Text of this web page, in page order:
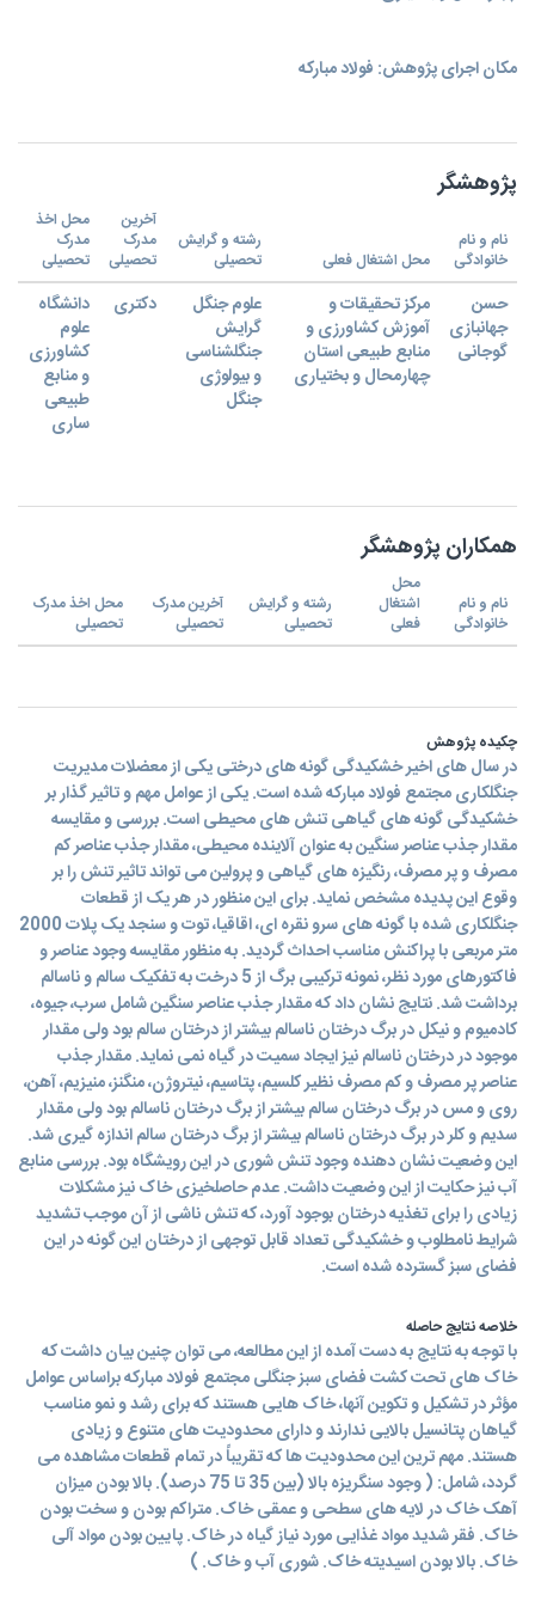
مکان اجرای پژوهش: فولاد مبارکه
پژوهشگر
نام و نام
خانوادگی
محل اشتغال فعلی
رشته و گرایش
تحصیلی
آخرین
مدرک
تحصیلی
محل اخذ
مدرک
تحصیلی
حسن
جهانبازی
گوجانی
مرکز تحقیقات و
آموزش کشاورزی و
منابع طبیعی استان
چهارمحال و بختیاری
علوم جنگل
گرایش
جنگلشناسی
و بیولوژی
جنگل
دکتری
دانشگاه
علوم
کشاورزی
و منابع
طبیعی
ساری
همکاران پژوهشگر
نام و نام
خانوادگی
محل
اشتغال
فعلی
رشته و گرایش
تحصیلی
آخرین مدرک
تحصیلی
محل اخذ مدرک
تحصیلی
چکیده پژوهش
در سال های اخیر خشکیدگی گونه های درختی یکی از معضلات مدیریت
جنگلکاری مجتمع فولاد مبارکه شده است. یکی از عوامل مهم و تاثیر گذار بر
خشکیدگی گونه های گیاهی تنش های محیطی است. بررسی و مقایسه
مقدار جذب عناصر سنگین به عنوان آلاینده محیطی، مقدار جذب عناصر کم
مصرف و پر مصرف، رنگیزه های گیاهی و پرولین می تواند تاثیر تنش را بر
وقوع این پدیده مشخص نماید. برای این منظور در هر یک از قطعات
جنگلکاری شده با گونه های سرو نقره ای، اقاقیا، توت و سنجد یک پلات 2000
متر مربعی با پراکنش مناسب احداث گردید. به منظور مقایسه وجود عناصر و
فاکتورهای مورد نظر، نمونه ترکیبی برگ از 5 درخت به تفکیک سالم و ناسالم
برداشت شد. نتایج نشان داد که مقدار جذب عناصر سنگین شامل سرب، جیوه،
کادمیوم و نیکل در برگ درختان ناسالم بیشتر از درختان سالم بود ولی مقدار
موجود در درختان ناسالم نیز ایجاد سمیت در گیاه نمی نماید. مقدار جذب
عناصر پر مصرف و کم مصرف نظیر کلسیم، پتاسیم، نیتروژن، منگنز، منیزیم، آهن،
روی و مس در برگ درختان سالم بیشتر از برگ درختان ناسالم بود ولی مقدار
سدیم و کلر در برگ درختان ناسالم بیشتر از برگ درختان سالم اندازه گیری شد.
این وضعیت نشان دهنده وجود تنش شوری در این رویشگاه بود. بررسی منابع
آب نیز حکایت از این وضعیت داشت. عدم حاصلخیزی خاک نیز مشکلات
زیادی را برای تغذیه درختان بوجود آورد، که تنش ناشی از آن موجب تشدید
شرایط نامطلوب و خشکیدگی تعداد قابل توجهی از درختان این گونه در این
فضای سبز گسترده شده است.
خلاصه نتایج حاصله
با توجه به نتایج به دست آمده از این مطالعه، می توان چنین بیان داشت که
خاک های تحت کشت فضای سبز جنگلی مجتمع فولاد مبارکه براساس عوامل
مؤثر در تشکیل و تکوین آنها، خاک هایی هستند که برای رشد و نمو مناسب
گیاهان پتانسیل بالایی ندارند و دارای محدودیت های متنوع و زیادی
هستند. مهم ترین این محدودیت ها که تقریباً در تمام قطعات مشاهده می
گردد، شامل: ( وجود سنگریزه بالا (بین 35 تا 75 درصد). بالا بودن میزان
آهک خاک در لایه های سطحی و عمقی خاک. متراکم بودن و سخت بودن
خاک. فقر شدید مواد غذایی مورد نیاز گیاه در خاک. پایین بودن مواد آلی
خاک. بالا بودن اسیدیته خاک. شوری آب و خاک. )